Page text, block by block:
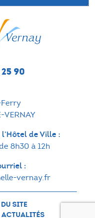
90
Ferry
VERNAY
de Ville :
8h30 à 12h
:
vernay.fr
SITE
ACTUALITÉS